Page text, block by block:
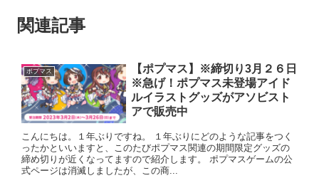
関連記事
ポプマス
【ポプマス】※締切り3月２６日
※急げ！ポプマス未登場アイド
ルイラストグッズがアソビスト
アで販売中
こんにちは。１年ぶりですね。 １年ぶりにどのような記事をつく
ったかといいますと、このたびポプマス関連の期間限定グッズの
締め切りが近くなってますので紹介します。 ポプマスゲームの公
式ページは消滅しましたが、この商...